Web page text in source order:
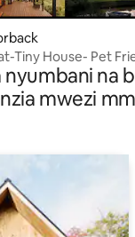
Tiny House- Pet
nyumbani na
mwezi